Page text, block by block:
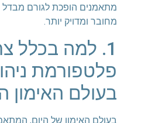
מתאמנים הופכת לגורם
מחובר ומדויק יותר.
1. למה בכלל
פלטפורמת
בעולם האימון
בעולם האימון של היום,